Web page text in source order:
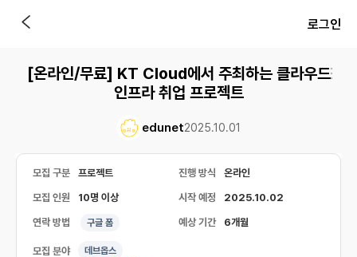
로그인
[온라인/무료] KT Cloud에서 주최하는 클라우드
인프라 취업 프로젝트
edunet2025.10.01
모집 구분 프로젝트 진행 방식 온라인
모집 인원 10명 이상 시작 예정 2025.10.02
연락 방법 구글 폼 예상 기간 6개월
모집 분야 데브옵스